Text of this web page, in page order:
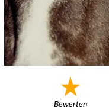
Bewerten